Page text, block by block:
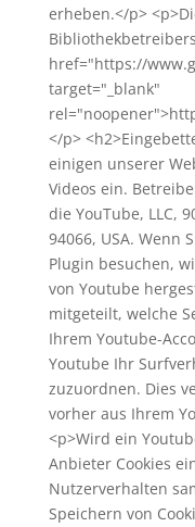
erheben.</p>
href="https://
target="_blank"
</p>
einigen unserer
Videos ein.
die YouTube, LLC,
94066, USA. Wenn
Plugin besuchen,
von Youtube
mitgeteilt, welche
Ihrem Youtube-
Youtube Ihr
zuzuordnen. Dies
vorher aus Ihrem
<p>Wird ein
Anbieter Cookies
Nutzerverhalten
Speichern von